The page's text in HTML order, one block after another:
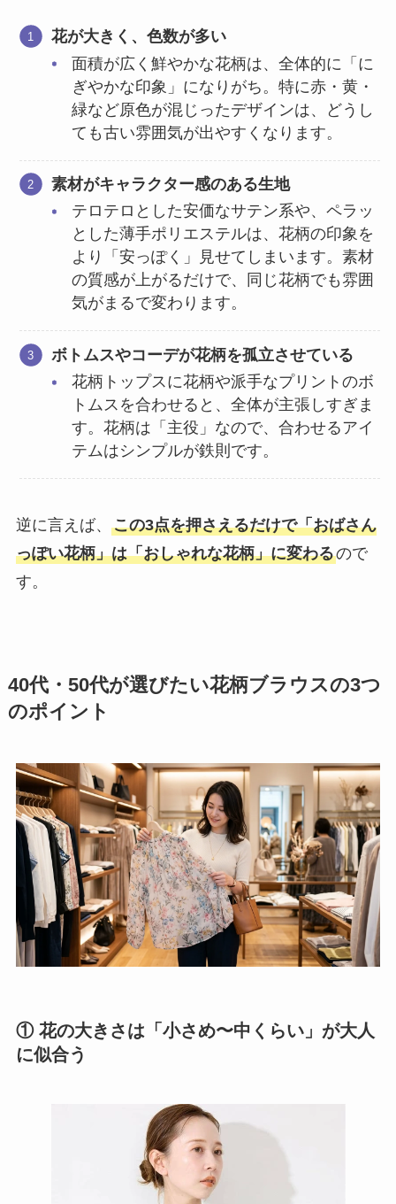
花が大きく、色数が多い
面積が広く鮮やかな花柄は、全体的に「に
ぎやかな印象」になりがち。特に赤・黄・
緑など原色が混じったデザインは、どうし
ても古い雰囲気が出やすくなります。
素材がキャラクター感のある生地
テロテロとした安価なサテン系や、ペラッ
とした薄手ポリエステルは、花柄の印象を
より「安っぽく」見せてしまいます。素材
の質感が上がるだけで、同じ花柄でも雰囲
気がまるで変わります。
ボトムスやコーデが花柄を孤立させている
花柄トップスに花柄や派手なプリントのボ
トムスを合わせると、全体が主張しすぎま
す。花柄は「主役」なので、合わせるアイ
テムはシンプルが鉄則です。
逆に言えば、 この3点を押さえるだけで「おばさん
っぽい花柄」は「おしゃれな花柄」に変わるので
す。
40代・50代が選びたい花柄ブラウスの3つ
のポイント
① 花の大きさは「小さめ〜中くらい」が大人
に似合う